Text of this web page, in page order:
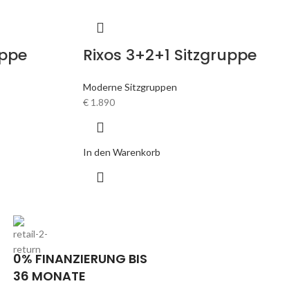
Rixos 3+2+1 Sitzgruppe
Moderne Sitzgruppen
€ 1.890
In den Warenkorb
0% FINANZIERUNG BIS
36 MONATE